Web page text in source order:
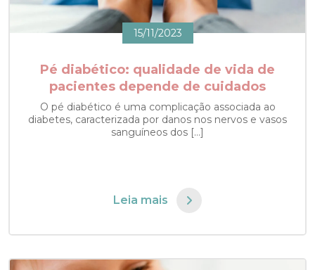
15/11/2023
Pé diabético: qualidade de vida de
pacientes depende de cuidados
O pé diabético é uma complicação associada ao
diabetes, caracterizada por danos nos nervos e vasos
sanguíneos dos […]
Leia mais